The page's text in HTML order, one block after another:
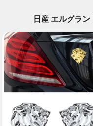
日産 エルグラ